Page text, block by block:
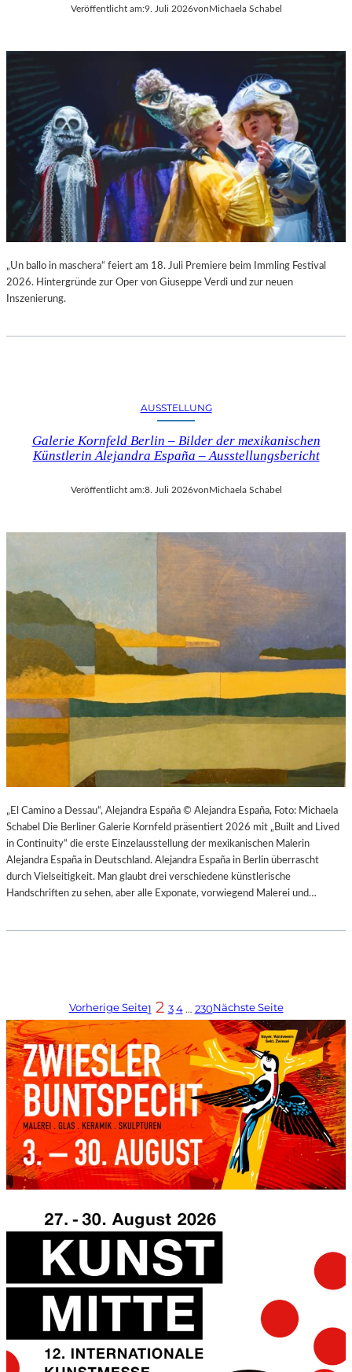
Veröffentlicht am:9. Juli 2026vonMichaela Schabel
„Un ballo in maschera“ feiert am 18. Juli Premiere beim Immling Festival
2026. Hintergründe zur Oper von Giuseppe Verdi und zur neuen
Inszenierung.
AUSSTELLUNG
Galerie Kornfeld Berlin – Bilder der mexikanischen
Künstlerin Alejandra España – Ausstellungsbericht
Veröffentlicht am:8. Juli 2026vonMichaela Schabel
„El Camino a Dessau“, Alejandra España © Alejandra España, Foto: Michaela
Schabel Die Berliner Galerie Kornfeld präsentiert 2026 mit „Built and Lived
in Continuity“ die erste Einzelausstellung der mexikanischen Malerin
Alejandra España in Deutschland. Alejandra España in Berlin überrascht
durch Vielseitigkeit. Man glaubt drei verschiedene künstlerische
Handschriften zu sehen, aber alle Exponate, vorwiegend Malerei und…
Vorherige Seite1 2 3 4 … 230Nächste Seite